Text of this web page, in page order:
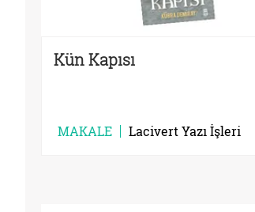
Kün Kapısı
MAKALE Lacivert Yazı İşleri